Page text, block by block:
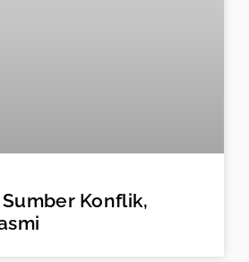
Sumber Konflik,